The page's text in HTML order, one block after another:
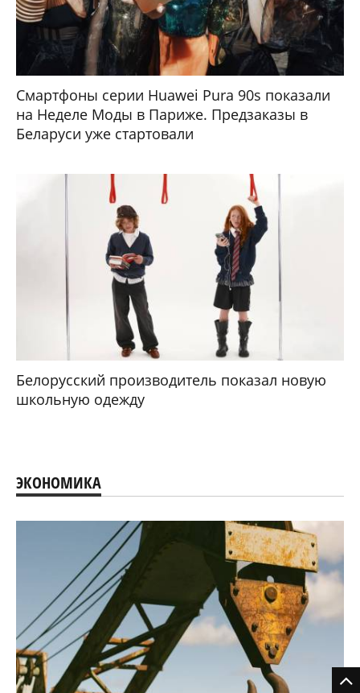
Смартфоны серии Huawei Pura 90s показали
на Неделе Моды в Париже. Предзаказы в
Беларуси уже стартовали
Белорусский производитель показал новую
школьную одежду
ЭКОНОМИКА